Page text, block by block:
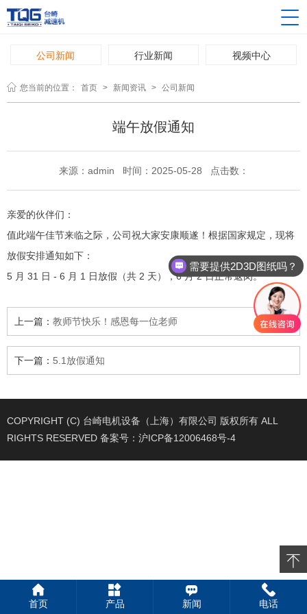
公司新闻 行业新闻 视频中心
您当前的位置： 首页 > 新闻资讯 > 公司新闻
端午放假通知
来源：admin 时间：2025-05-28 点击数：
亲爱的伙伴们：
值此端午佳节来临之际，公司祝大家安康顺遂！根据国家规定，现将
放假安排通知如下：
5 月 31 日 - 6 月 1 日放假（共 2 天），6 月 2 日正常返岗。
上一篇： 教师节快乐！感恩每一位老师
下一篇： 5.1放假通知
COPYRIGHT (C) 台崎电机设备（上海）有限公司 版权所有 ALL
RIGHTS RESERVED 备案号： 沪ICP备12006468号-4
首页 产品 新闻 电话
需要提供2D3D图纸吗？